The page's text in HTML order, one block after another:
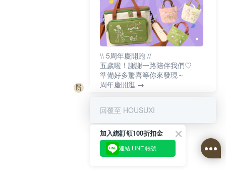
\\ 5周年慶開跑 //
五歲啦！謝謝一路陪伴我們♡
準備好多驚喜等你來發現～
周年慶開逛 →
回覆至 HOUSUXI
加入綁訂領100折扣金
連結 LINE 帳號